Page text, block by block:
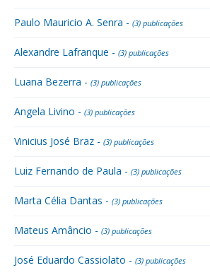
Paulo Mauricio A. Senra - (3) publicações
Alexandre Lafranque - (3) publicações
Luana Bezerra - (3) publicações
Angela Livino - (3) publicações
Vinicius José Braz - (3) publicações
Luiz Fernando de Paula - (3) publicações
Marta Célia Dantas - (3) publicações
Mateus Amâncio - (3) publicações
José Eduardo Cassiolato - (3) publicações